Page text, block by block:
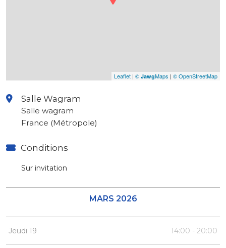
Leaflet | © JawgMaps | © OpenStreetMap
Salle Wagram
Salle wagram
France (Métropole)
Conditions
Sur invitation
MARS 2026
Jeudi 19 14:00 - 20:00